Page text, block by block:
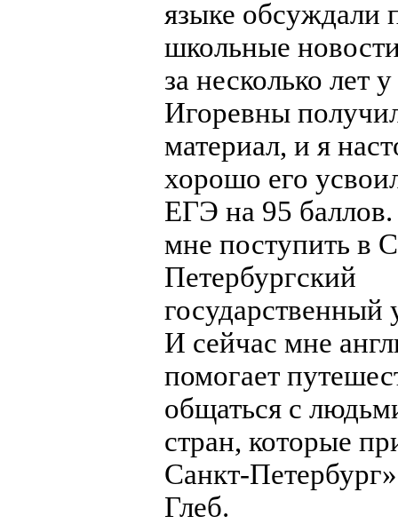
языке обсуждали
школьные
за несколько лет
Игоревны
материал, и я
хорошо его
ЕГЭ на 95
мне поступить в
Петербургский
государственный
И сейчас мне
помогает
общаться с
стран, которые
Санкт-
Глеб.